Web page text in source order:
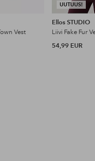
Vest
UUTUUS!
Ellos STUDIO
Liivi Fake Fur
54,99 EUR